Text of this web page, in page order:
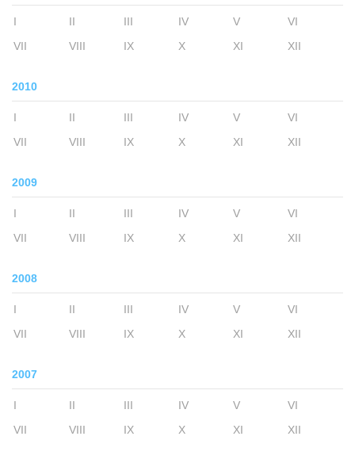
I II III IV V
VI
VII
VIII IX X XI XII
2010
I II III IV V
VI
VII
VIII IX X XI XII
2009
I II III IV V
VI
VII
VIII IX X XI XII
2008
I II III IV V
VI
VII
VIII IX X XI XII
2007
I II III IV V
VI
VII
VIII IX X XI XII